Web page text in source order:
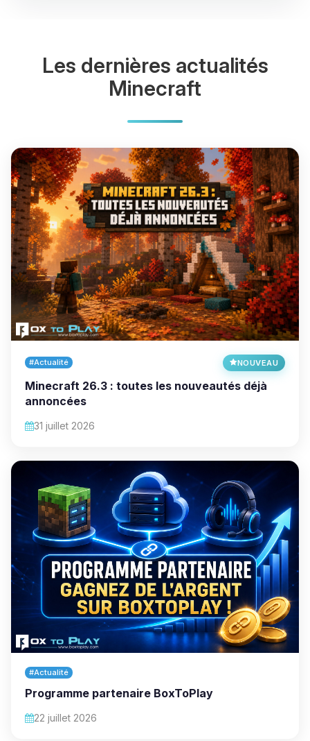
Les dernières actualités
Minecraft
#Actualité NOUVEAU
Minecraft 26.3 : toutes les nouveautés déjà
annoncées
31 juillet 2026
#Actualité
Programme partenaire BoxToPlay
22 juillet 2026